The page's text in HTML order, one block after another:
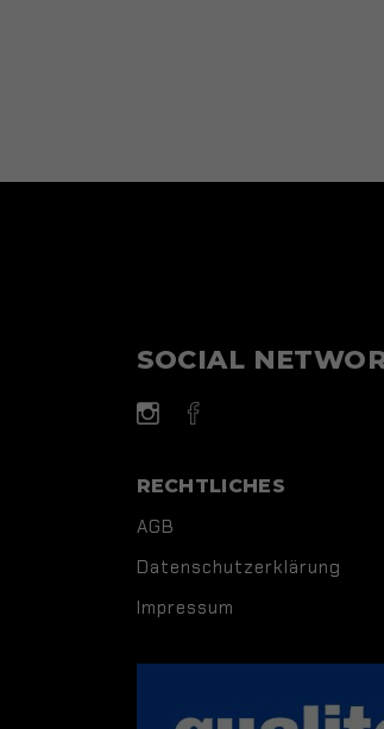
SOCIAL
RECHTLICHES
AGB
Datenschutzerklärung
Impressum